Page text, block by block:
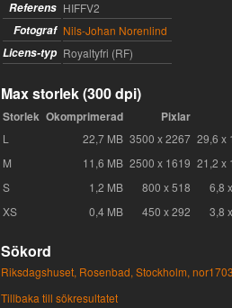
Referens HIFFV2
Fotograf Nils-Johan Norenlind
Licens-typ Royaltyfri (RF)
Max storlek (300 dpi)
Storlek Okomprimerad Pixlar
L 22,7 MB 3500 x 2267 29,6 x
M
11,6 MB 2500 x 1619 21,2 x
S
1,2 MB 800 x 518 6,8
XS
0,4 MB 450 x 292 3,8
Sökord
Riksdagshuset, Rosenbad, Stockholm,
Tillbaka till sökresultatet